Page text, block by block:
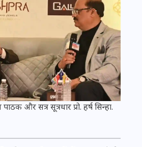
और सत्र सूत्रधार प्रो. हर्ष सिन्हा.